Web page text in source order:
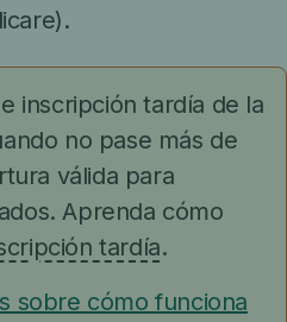
inscripción tardía de la
no pase más de
válida para
Aprenda cómo
tardía.
sobre cómo funciona